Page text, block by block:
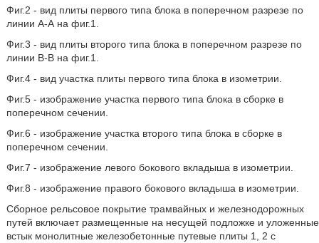
Фиг.2 - вид плиты первого типа блока в поперечном разрезе по
линии А-А на фиг.1.
Фиг.3 - вид плиты второго типа блока в поперечном разрезе по
линии В-В на фиг.1.
Фиг.4 - вид участка плиты первого типа блока в изометрии.
Фиг.5 - изображение участка первого типа блока в сборке в
поперечном сечении.
Фиг.6 - изображение участка второго типа блока в сборке в
поперечном сечении.
Фиг.7 - изображение левого бокового вкладыша в изометрии.
Фиг.8 - изображение правого бокового вкладыша в изометрии.
Сборное рельсовое покрытие трамвайных и железнодорожных
путей включает размещенные на несущей подложке и уложенные
встык монолитные железобетонные путевые плиты 1, 2 с